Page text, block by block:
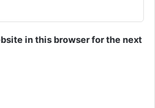
in this browser for the next